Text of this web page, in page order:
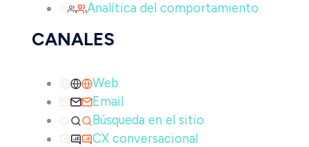
Analítica del comportamiento
CANALES
Web
Email
Búsqueda en el sitio
CX conversacional